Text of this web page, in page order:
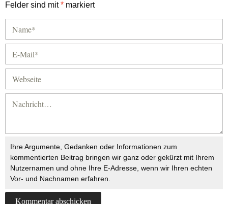
Felder sind mit* markiert
Ihre Argumente, Gedanken oder Informationen zum
kommentierten Beitrag bringen wir ganz oder gekürzt mit Ihrem
Nutzernamen und ohne Ihre E-Adresse, wenn wir Ihren echten
Vor- und Nachnamen erfahren.